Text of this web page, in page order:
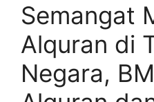
Semangat
Alquran di
Negara,